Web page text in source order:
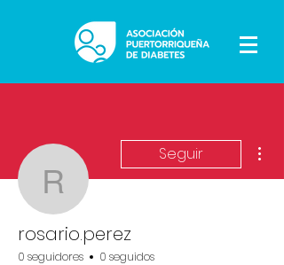
rosario.perez
Seguir
rosario.perez
0 seguidores 0 seguidos